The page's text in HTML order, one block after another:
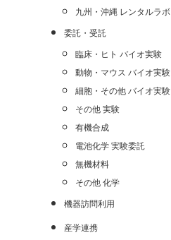
九州・沖縄 レンタルラボ
委託・受託
臨床・ヒト バイオ実験
動物・マウス バイオ実験
細胞・その他 バイオ実験
その他 実験
有機合成
電池化学 実験委託
無機材料
その他 化学
機器訪問利用
産学連携